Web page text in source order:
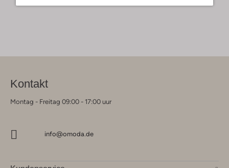
Kontakt
Montag - Freitag 09:00 - 17:00 uur
info@omoda.de